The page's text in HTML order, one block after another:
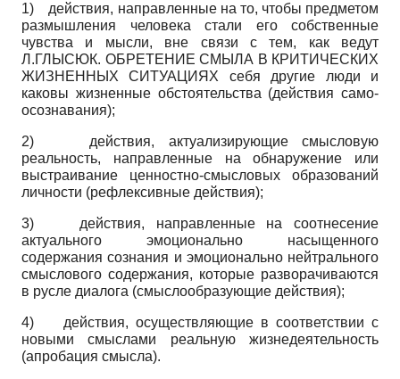
1) действия, направленные на то, чтобы предметом
размышления человека стали его собственные
чувства и мысли, вне связи с тем, как ведут
Л.ГЛЫСЮК. ОБРЕТЕНИЕ СМЫЛА В КРИТИЧЕСКИХ
ЖИЗНЕННЫХ СИТУАЦИЯХ себя другие люди и
каковы жизненные обстоятельства (действия само-
осознавания);
2) действия, актуализирующие смысловую
реальность, направленные на обнаружение или
выстраивание ценностно-смысловых образований
личности (рефлексивные действия);
3) действия, направленные на соотнесение
актуального эмоционально насыщенного
содержания сознания и эмоционально нейтрального
смыслового содержания, которые разворачиваются
в русле диалога (смыс­лообразующие действия);
4) действия, осуществляющие в соответствии с
новыми смыслами реальную жизнедеятельность
(апробация смысла).